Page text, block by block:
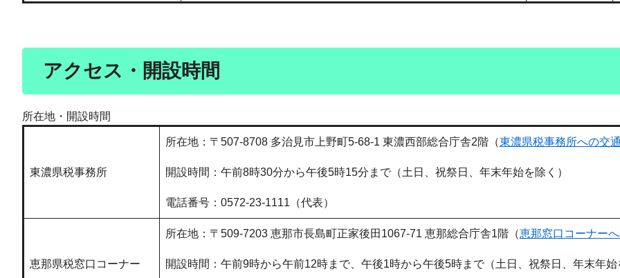
アクセス・開設時間
所在地・開設時間
東濃県税事務所
所在地：〒507-8708 多治見市上野町5-68-1 東濃西部総合庁舎2階（東濃県税事務所への交
開設時間：午前8時30分から午後5時15分まで（土日、祝祭日、年末年始を除く）
電話番号：0572-23-1111（代表）​
恵那県税窓口コーナー
所在地：〒509-7203 恵那市長島町正家後田1067-71 恵那総合庁舎1階（恵那窓口コーナー
開設時間：午前9時から午前12時まで、午後1時から午後5時まで（土日、祝祭日、年末年